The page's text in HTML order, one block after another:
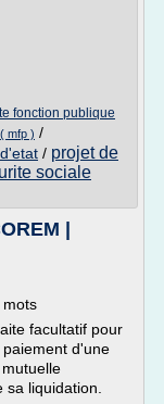
fonction publique
mfp ) /
/ projet de
sociale
|
mots
facultatif pour
d'une
liquidation.